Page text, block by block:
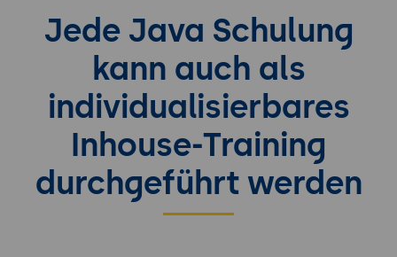
Jede Java Schulung
kann auch als
individualisierbares
Inhouse-Training
durchgeführt werden